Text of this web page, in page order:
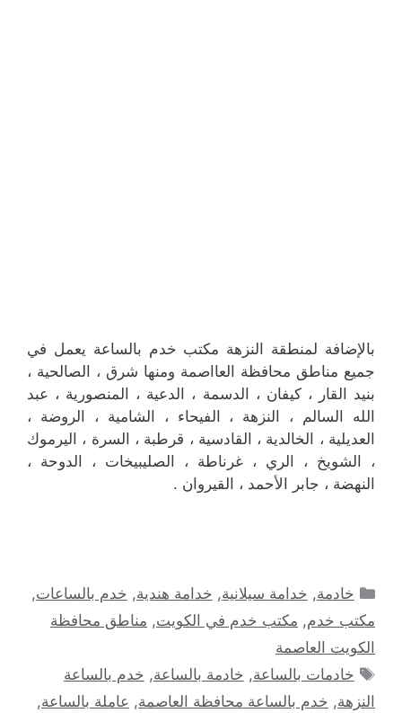
بالإضافة لمنطقة النزهة مكتب خدم بالساعة يعمل في
جميع مناطق محافظة العااصمة ومنها شرق ، الصالحية ،
بنيد القار ، كيفان ، الدسمة ، الدعية ، المنصورية ، عبد
الله السالم ، النزهة ، الفيحاء ، الشامية ، الروضة ،
العديلية ، الخالدية ، القادسية ، قرطبة ، السرة ، اليرموك
، الشويخ ، الري ، غرناطة ، الصليبيخات ، الدوحة ،
النهضة ، جابر الأحمد ، القيروان .
التصنيفات
خادمة, خدامة سيلانية, خدامة هندية, خدم بالساعات,
مكتب خدم, مكتب خدم في الكويت, مناطق محافظة
الكويت العاصمة
الوسوم
خادمات بالساعة, خادمة بالساعة, خدم بالساعة
النزهة, خدم بالساعة محافظة العاصمة, عاملة بالساعة,